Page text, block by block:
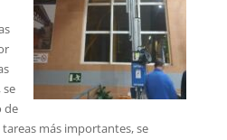
se
de
más importantes, se